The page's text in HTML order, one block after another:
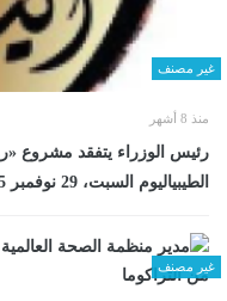
غير مصنف
منذ 8 أشهر
الطيبياليوم السبت، 29 نوفمبر 2025 11:50 صـ
غير مصنف